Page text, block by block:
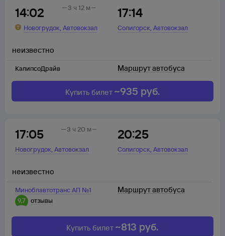
14:02
Новогрудок,Автовокзал
17:14
Солигорск,Автовокзал
3 ч 12 м
КалипсоДрайв
неизвестно
Маршрут автобуса
Купить билет ~935 руб.
17:05
Новогрудок,Автовокзал
20:25
Солигорск,Автовокзал
3 ч 20 м
Миноблавтотранс АП №1
9,7
отзывы
неизвестно
Маршрут автобуса
Купить билет ~813 руб.